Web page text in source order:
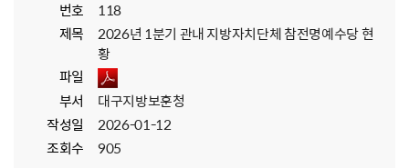
번호
118
제목
2026년 1분기 관내 지방자치단체 참전명예수당 현
황
파일
부서
대구지방보훈청
작성일
2026-01-12
조회수
905